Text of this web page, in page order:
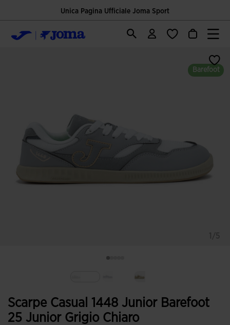
Unica Pagina Ufficiale Joma Sport
Scarpe Casual 1448 Junior Barefoot
25 Junior Grigio Chiaro
Barefoot